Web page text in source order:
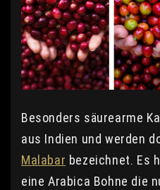
Besonders säurearme
aus Indien und werden
Malabar bezeichnet. Es
eine Arabica Bohne die